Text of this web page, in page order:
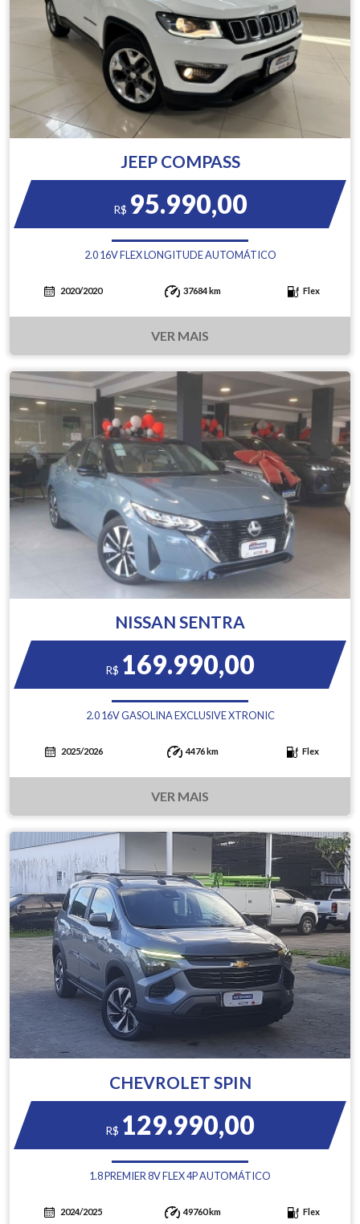
JEEP COMPASS
R$ 95.990,00
2.0 16V FLEX LONGITUDE AUTOMÁTICO
2020/2020 37684 km Flex
VER MAIS
NISSAN SENTRA
R$ 169.990,00
2.0 16V GASOLINA EXCLUSIVE XTRONIC
2025/2026 4476 km Flex
VER MAIS
CHEVROLET SPIN
R$ 129.990,00
1.8 PREMIER 8V FLEX 4P AUTOMÁTICO
2024/2025 49760 km Flex